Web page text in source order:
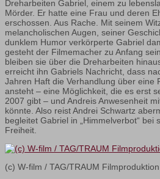
Dreharbeiten Gabriel, einem zu
Mörder. Er hatte eine Frau und deren
erschossen. Aus Rache. Mit seinem
melancholischen Augen, seiner
dunklem Humor verkörperte Gabriel
gesteht der Filmemacher zu Anfang
bleiben sie über die Dreharbeiten
erreicht ihn Gabriels Nachricht, dass
Jahren Haft die Verhandlung über eine
ansteht – eine Möglichkeit, die es erst
2007 gibt – und Andreis Anwesenheit
könnte. Also reist Andrei Schwartz
begleitet Gabriel in „Himmelverbot“ bei
Freiheit.
(c) W-film / TAG/TRAUM Filmproduktion